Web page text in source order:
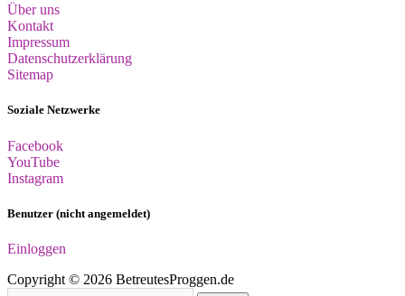
Über uns
Kontakt
Impressum
Datenschutzerklärung
Sitemap
Soziale Netzwerke
Facebook
YouTube
Instagram
Benutzer (nicht angemeldet)
Einloggen
Copyright © 2026 BetreutesProggen.de